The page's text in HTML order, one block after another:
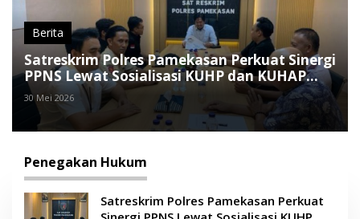
Berita
Satreskrim Polres Pamekasan Perkuat Sinergi
PPNS Lewat Sosialisasi KUHP dan KUHAP
Baru
30 Mei 2026
Penegakan Hukum
Satreskrim Polres Pamekasan Perkuat